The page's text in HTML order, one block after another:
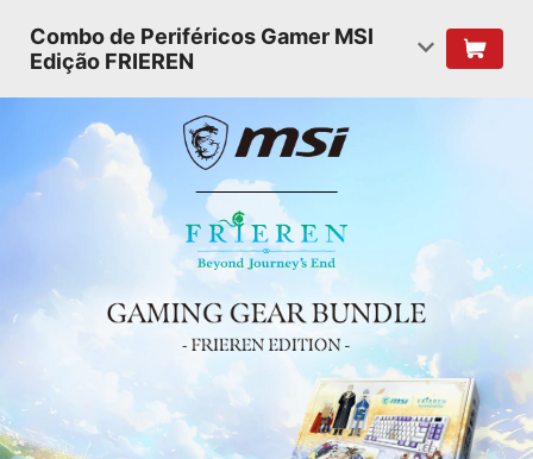
Combo de Periféricos Gamer MSI
Edição FRIEREN